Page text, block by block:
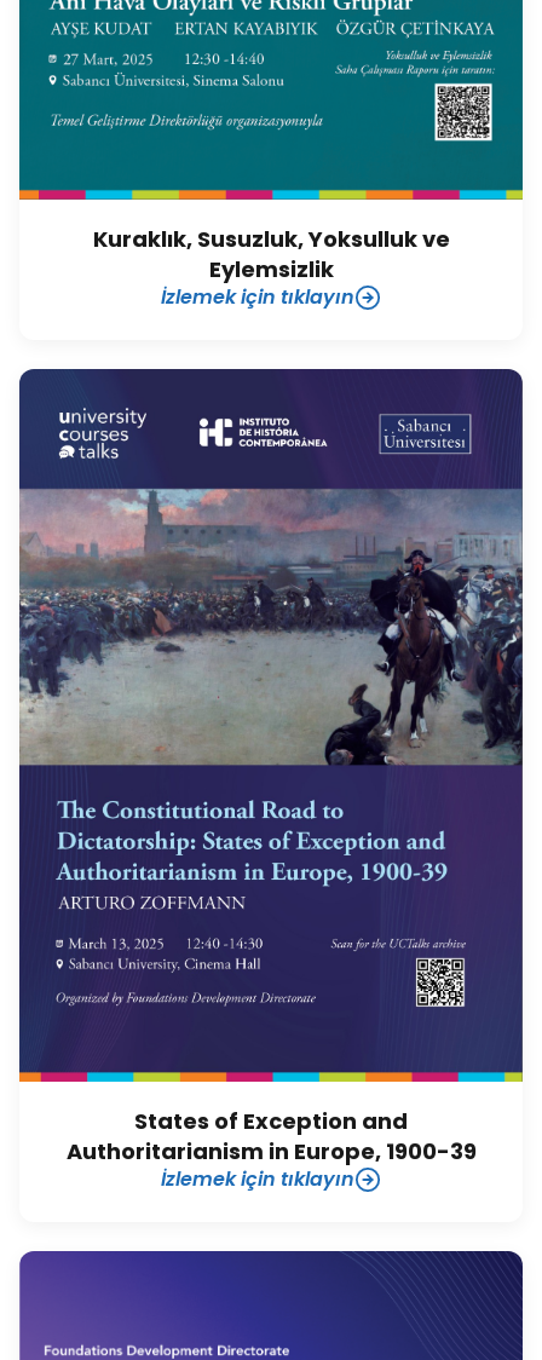
Kuraklık, Susuzluk, Yoksulluk ve
Eylemsizlik
İzlemek için tıklayın
States of Exception and
Authoritarianism in Europe, 1900-39
İzlemek için tıklayın